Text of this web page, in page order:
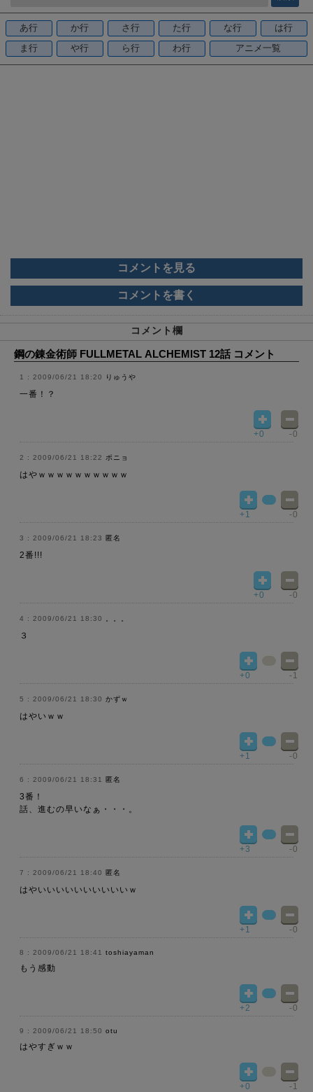
o
o
k
あ行 か行 さ行 た行 な行
は行
ま行
や行 ら行 わ行 アニメ一覧
コメントを見る
コメントを書く
コメント欄
鋼の錬金術師 FULLMETAL ALCHEMIST 12話 コメント
2009/06/21 18:20 りゅうや
一番！？
+0 -0
2009/06/21 18:22 ポニョ
はやｗｗｗｗｗｗｗｗｗｗ
+1 -0
2009/06/21 18:23 匿名
2番!!!
+0 -0
2009/06/21 18:30
３
+0 -1
2009/06/21 18:30 かずｗ
はやいｗｗ
+1 -0
2009/06/21 18:31 匿名
3番！
話、進むの早いなぁ・・・。
+3 -0
2009/06/21 18:40 匿名
はやいいいいいいいいいいｗ
+1 -0
2009/06/21 18:41 toshiayaman
もう感動
+2 -0
2009/06/21 18:50 otu
はやすぎｗｗ
+0 -1